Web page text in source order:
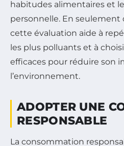
habitudes alimentaires et
personnelle. En
cette évaluation aide à
les plus polluants et à
efficaces pour réduire son
l’environnement.
ADOPTER UNE
RESPONSABLE
La consommation